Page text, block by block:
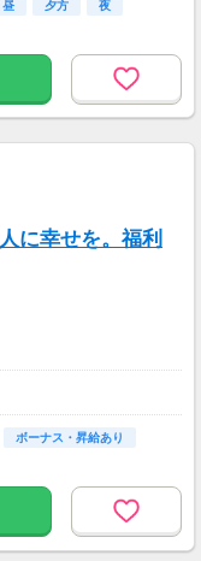
昼 夕方
夜
に幸せを。福利
ボーナス・昇給あり